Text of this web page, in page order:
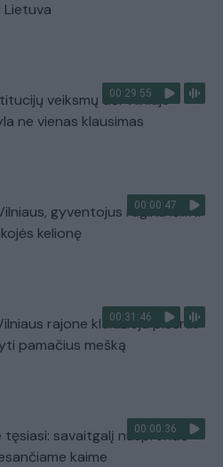
Lietuva
00:29:55
veiksmų dėl Vilniuje
ne vienas klausimas
00:00:47
gyventojus ragina išlikti
kelionę
00:31:46
rajone klaidžioja plėšrus
pamačius mešką
00:00:36
savaitgalį nusprendė
kaime